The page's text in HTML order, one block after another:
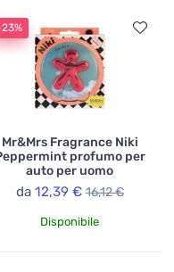
Mr&Mrs Fragrance Niki
profumo per
auto per uomo
da 12,39 € 16,12 €
Disponibile